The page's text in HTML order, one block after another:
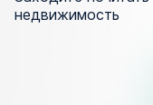
недвижимость